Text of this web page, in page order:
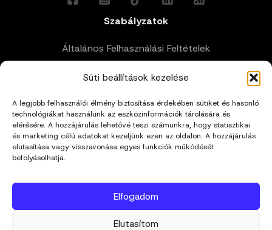
Süti beállítások kezelése
A legjobb felhasználói élmény biztosítása érdekében sütiket és hasonló
technológiákat használunk az eszközinformációk tárolására és
elérésére. A hozzájárulás lehetővé teszi számunkra, hogy statisztikai
és marketing célú adatokat kezeljünk ezen az oldalon. A hozzájárulás
elutasítása vagy visszavonása egyes funkciók működését
befolyásolhatja.
Elfogadom
Elutasítom
Szabályzatok
Általános Felhasználási Feltételek
Adatkezelési Tájékoztató
Impresszum
Cookie Policy (EU)
hello@mivagyunk.hu